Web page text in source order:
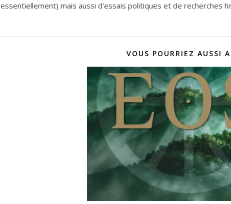
essentiellement) mais aussi d'essais politiques et de recherches
VOUS POURRIEZ AUSSI